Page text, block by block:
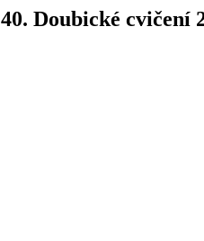
40. Doubické cvičení